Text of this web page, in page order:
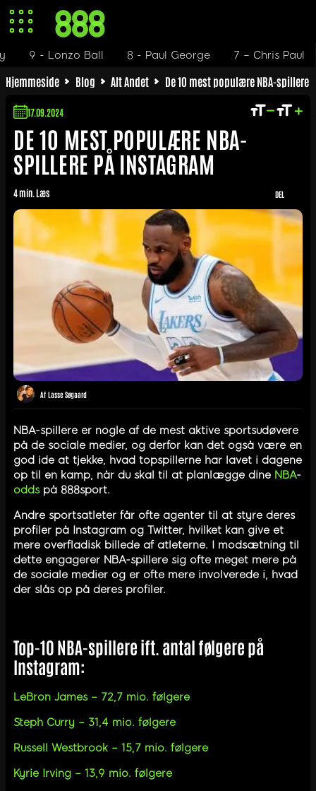
Hjemmeside Blog Alt Andet De 10 mest populære NBA-spillere
DE 10 MEST POPULÆRE NBA-
SPILLERE PÅ INSTAGRAM
17.09.2024
4 min. Læs
Af Lasse Søgaard
DEL
NBA-spillere er nogle af de mest aktive sportsudøvere
på de sociale medier, og derfor kan det også være en
god ide at tjekke, hvad topspillerne har lavet i dagene
op til en kamp, når du skal til at planlægge dine NBA-
oddspå 888sport.
Andre sportsatleter får ofte agenter til at styre deres
profiler på Instagram og Twitter, hvilket kan give et
mere overfladisk billede af atleterne. I modsætning til
dette engagerer NBA-spillere sig ofte meget mere på
de sociale medier og er ofte mere involverede i, hvad
der slås op på deres profiler.
Top-10 NBA-spillere ift. antal følgere på
Instagram:
LeBron James – 72,7 mio. følgere
Steph Curry – 31,4 mio. følgere
Russell Westbrook – 15,7 mio. følgere
Kyrie Irving – 13,9 mio. følgere
9 - Lonzo Ball 8 - Paul George 7 – Chris Paul